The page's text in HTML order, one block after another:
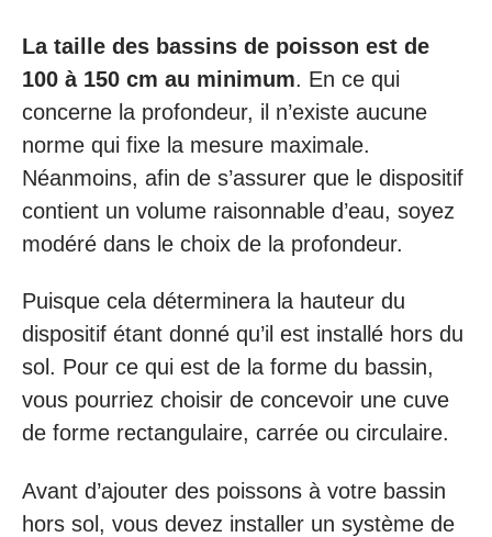
La taille des bassins de poisson est de
100 à 150 cm au minimum. En ce qui
concerne la profondeur, il n’existe aucune
norme qui fixe la mesure maximale.
Néanmoins, afin de s’assurer que le dispositif
contient un volume raisonnable d’eau, soyez
modéré dans le choix de la profondeur.
Puisque cela déterminera la hauteur du
dispositif étant donné qu’il est installé hors du
sol. Pour ce qui est de la forme du bassin,
vous pourriez choisir de concevoir une cuve
de forme rectangulaire, carrée ou circulaire.
Avant d’ajouter des poissons à votre bassin
hors sol, vous devez installer un système de